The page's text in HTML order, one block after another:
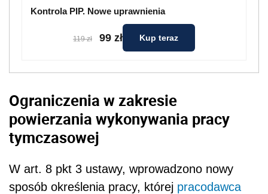
Kontrola PIP. Nowe uprawnienia
119 zł 99 zł Kup teraz
Ograniczenia w zakresie
powierzania wykonywania pracy
tymczasowej
W art. 8 pkt 3 ustawy, wprowadzono nowy
sposób określenia pracy, której pracodawca